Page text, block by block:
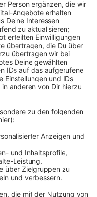
kostenlosen
Ob Nachrichten,
Aktionen - wir